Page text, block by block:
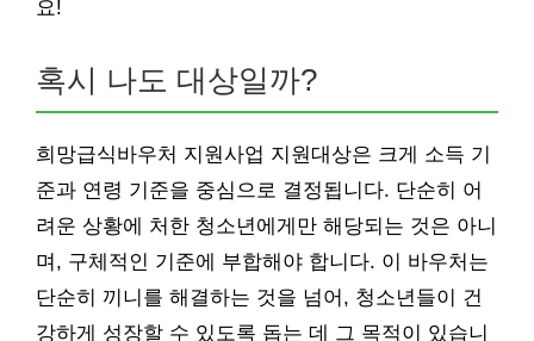
요!
혹시 나도 대상일까?
희망급식바우처 지원사업 지원대상은 크게 소득 기
준과 연령 기준을 중심으로 결정됩니다. 단순히 어
려운 상황에 처한 청소년에게만 해당되는 것은 아니
며, 구체적인 기준에 부합해야 합니다. 이 바우처는
단순히 끼니를 해결하는 것을 넘어, 청소년들이 건
강하게 성장할 수 있도록 돕는 데 그 목적이 있습니